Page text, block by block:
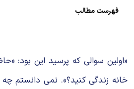
فهرست مطالب
«اولین سوالی که پرسید این بود:
خانه زندگی کنید؟». نمی دانستم